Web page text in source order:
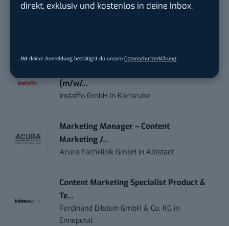
direkt, exklusiv und kostenlos in deine Inbox.
Mit deiner Anmeldung bestätigst du unsere Datenschutzerklärung.
(m/w/...
Instaffo GmbH in Karlsruhe
Marketing Manager – Content
Marketing /...
Acura Fachklinik GmbH inAlbstadt
Content Marketing Specialist Product &
Te...
Ferdinand Bilstein GmbH & Co. KG in
Ennepetal